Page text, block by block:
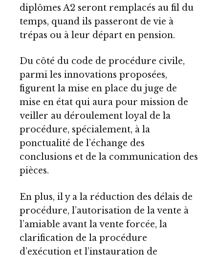
diplômes A2 seront remplacés au fil du
temps, quand ils passeront de vie à
trépas ou à leur départ en pension.
Du côté du code de procédure civile,
parmi les innovations proposées,
figurent la mise en place du juge de
mise en état qui aura pour mission de
veiller au déroulement loyal de la
procédure, spécialement, à la
ponctualité de l’échange des
conclusions et de la communication des
pièces.
En plus, il y a la réduction des délais de
procédure, l’autorisation de la vente à
l’amiable avant la vente forcée, la
clarification de la procédure
d’exécution et l’instauration de